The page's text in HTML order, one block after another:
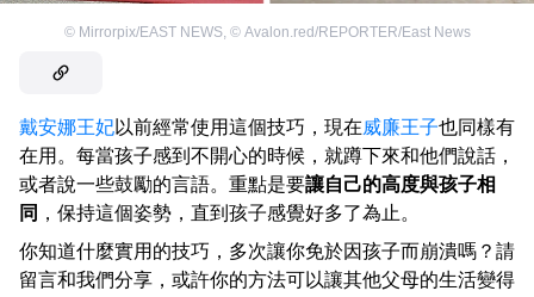
© Mirrorpix/EAST NEWS, © Avalon.red/REPORTER/East News
戴安娜王妃以前經常使用這個技巧，現在威廉王子也同樣有
在用。每當孩子感到不開心的時候，就蹲下來和他們說話，
或者說一些鼓勵的言語。重點是要讓自己的高度與孩子相
同 ，保持這個姿勢，直到孩子感覺好多了為止。
你知道什麼實用的技巧，多次讓你免於因孩子而崩潰嗎？請
留言和我們分享，或許你的方法可以讓其他父母的生活變得